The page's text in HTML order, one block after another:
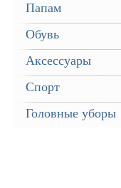
Папам
Обувь
Аксессуары
Спорт
Головные уборы